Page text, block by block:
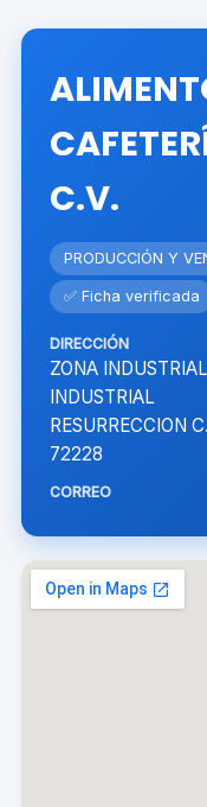
C.V.
PRODUCCIÓN Y
✅ Ficha verificada
DIRECCIÓN
ZONA
INDUSTRIAL
RESURRECCION
72228
CORREO